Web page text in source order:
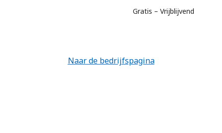
Gratis – Vrijblijvend
Naar de bedrijfspagina